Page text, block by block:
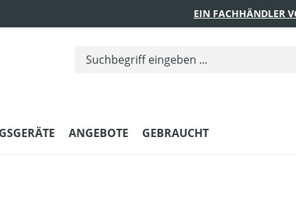
EIN FACHHÄNDLER
ANGEBOTE GEBRAUCHT